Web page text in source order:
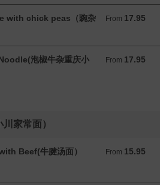
with chick peas（豌杂
From 17.95
From 17.95 CAD
泡椒牛杂重庆小
From 17.95
From 17.95 CAD
家常面）
Beef(牛腱汤面） From 15.95
From 15.95 CAD